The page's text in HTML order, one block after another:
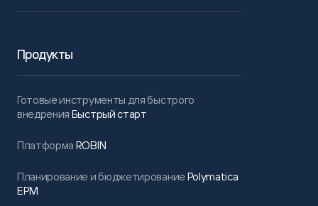
Продукты
Готовые инструменты для быстрого
внедрения Быстрый старт
Платформа ROBIN
Планирование и бюджетированиеPolymatica
EPM